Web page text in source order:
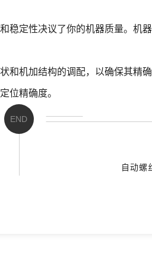
稳定性决议了你的机器质量。机
和机加结构的调配，以确保其精
位精确度。
END
自动螺